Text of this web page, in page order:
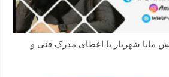
مایا شهریار با اعطای مدرک فنی و